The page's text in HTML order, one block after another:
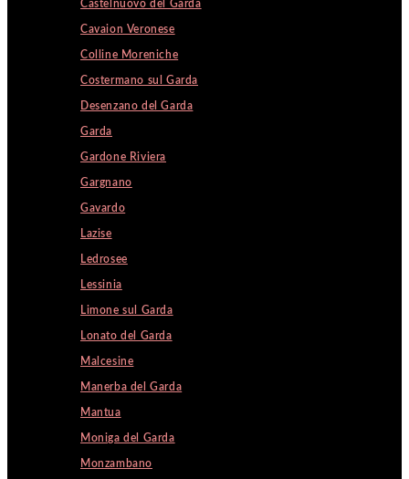
Castelnuovo del Garda
Cavaion Veronese
Colline Moreniche
Costermano sul Garda
Desenzano del Garda
Garda
Gardone Riviera
Gargnano
Gavardo
Lazise
Ledrosee
Lessinia
Limone sul Garda
Lonato del Garda
Malcesine
Manerba del Garda
Mantua
Moniga del Garda
Monzambano